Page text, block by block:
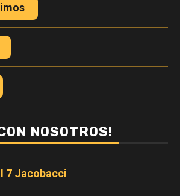
NOSOTROS!
7 Jacobacci